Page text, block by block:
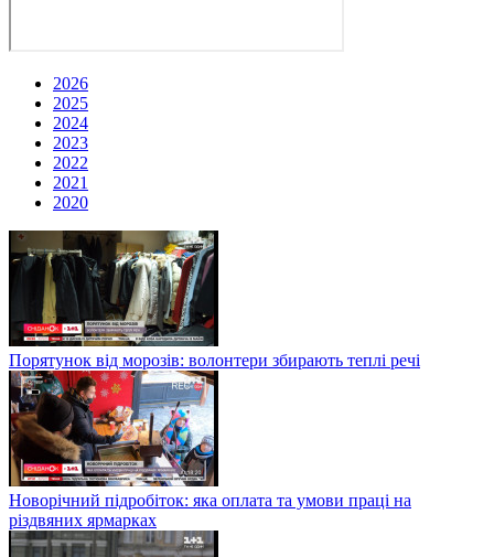
2026
2025
2024
2023
2022
2021
2020
Порятунок від морозів: волонтери збирають теплі речі
Новорічний підробіток: яка оплата та умови праці на
різдвяних ярмарках